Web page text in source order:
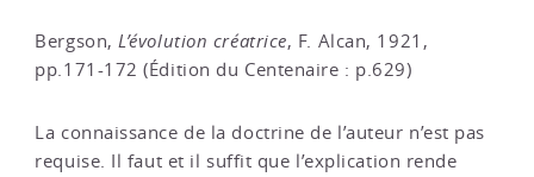
Bergson,L’évolution créatrice, F. Alcan, 1921,
pp.171-172 (Édition du Centenaire : p.629)
La connaissance de la doctrine de l’auteur n’est pas
requise. Il faut et il suffit que l’explication rende